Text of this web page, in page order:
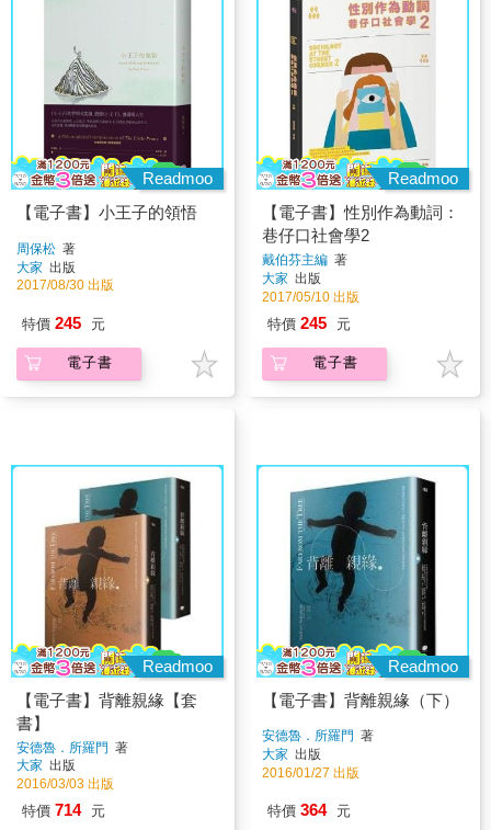
Readmoo
【電子書】小王子的領悟
周保松 著
大家 出版
2017/08/30 出版
特價 245 元
電子書
Readmoo
【電子書】性別作為動詞：
巷仔口社會學2
戴伯芬主編 著
大家 出版
2017/05/10 出版
特價 245 元
電子書
Readmoo
【電子書】背離親緣【套
書】
安德魯．所羅門 著
大家 出版
2016/03/03 出版
特價 714 元
Readmoo
【電子書】背離親緣（下）
安德魯．所羅門 著
大家 出版
2016/01/27 出版
特價 364 元